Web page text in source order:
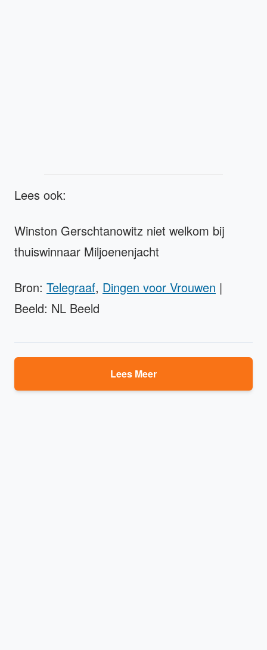
Lees ook:
Winston Gerschtanowitz niet welkom bij
thuiswinnaar Miljoenenjacht
Bron: Telegraaf, Dingen voor Vrouwen |
Beeld: NL Beeld
Lees Meer